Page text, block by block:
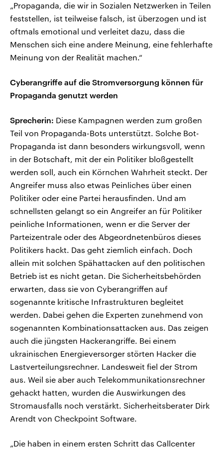
„Propaganda, die wir in Sozialen Netzwerken in Teilen
feststellen, ist teilweise falsch, ist überzogen und ist
oftmals emotional und verleitet dazu, dass die
Menschen sich eine andere Meinung, eine fehlerhafte
Meinung von der Realität machen.“
Cyberangriffe auf die Stromversorgung können für
Propaganda genutzt werden
Sprecherin: Diese Kampagnen werden zum großen
Teil von Propaganda-Bots unterstützt. Solche Bot-
Propaganda ist dann besonders wirkungsvoll, wenn
in der Botschaft, mit der ein Politiker bloßgestellt
werden soll, auch ein Körnchen Wahrheit steckt. Der
Angreifer muss also etwas Peinliches über einen
Politiker oder eine Partei herausfinden. Und am
schnellsten gelangt so ein Angreifer an für Politiker
peinliche Informationen, wenn er die Server der
Parteizentrale oder des Abgeordnetenbüros dieses
Politikers hackt. Das geht ziemlich einfach. Doch
allein mit solchen Spähattacken auf den politischen
Betrieb ist es nicht getan. Die Sicherheitsbehörden
erwarten, dass sie von Cyberangriffen auf
sogenannte kritische Infrastrukturen begleitet
werden. Dabei gehen die Experten zunehmend von
sogenannten Kombinationsattacken aus. Das zeigen
auch die jüngsten Hackerangriffe. Bei einem
ukrainischen Energieversorger störten Hacker die
Lastverteilungsrechner. Landesweit fiel der Strom
aus. Weil sie aber auch Telekommunikationsrechner
gehackt hatten, wurden die Auswirkungen des
Stromausfalls noch verstärkt. Sicherheitsberater Dirk
Arendt von Checkpoint Software.
„Die haben in einem ersten Schritt das Callcenter